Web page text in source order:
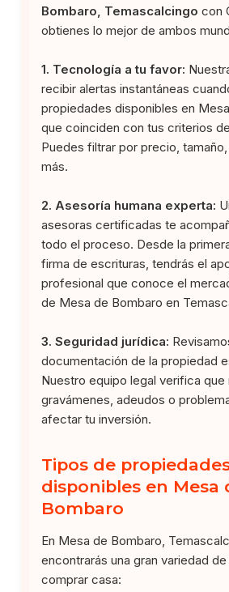
Bombaro, Temascalcingo con
obtienes lo mejor de ambos
1. Tecnología a tu favor:
recibir alertas instantáneas
propiedades disponibles en
que coinciden con tus criterios
Puedes filtrar por precio,
más.
2. Asesoría humana experta:
asesoras certificadas te
todo el proceso. Desde la
firma de escrituras, tendrás el
profesional que conoce el
de Mesa de Bombaro en
3. Seguridad jurídica:
documentación de la propiedad
Nuestro equipo legal verifica que
gravámenes, adeudos o
afectar tu inversión.
Tipos de
disponibles en Mesa
Bombaro
En Mesa de Bombaro,
encontrarás una gran variedad
comprar casa: